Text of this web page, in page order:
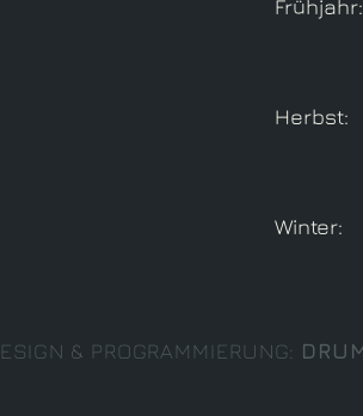
Früh­jahr:
Herbst:
Win­ter:
& PROGRAMMIERUNG: